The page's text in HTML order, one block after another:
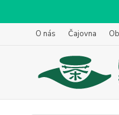
O nás Čajovna